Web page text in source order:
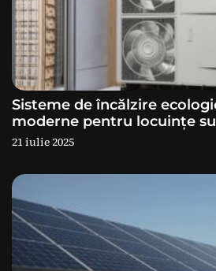
î
n
a
r
t
i
c
o
Sisteme de încălzire
moderne pentru locuințe
21 iulie 2025